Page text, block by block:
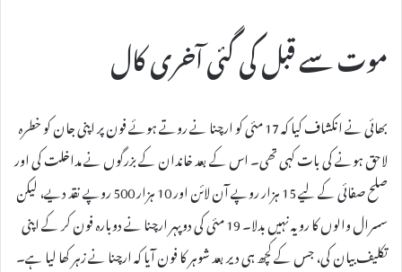
موت سے قبل کی گئی آخری کال
بھائی نے انکشاف کیا کہ 17 مئی کو ارچنا نے روتے ہوئے فون پر اپنی جان کو خطرہ
لاحق ہونے کی بات کہی تھی۔ اس کے بعد خاندان کے بزرگوں نے مداخلت کی اور
صلح صفائی کے لیے 15 ہزار روپے آن لائن اور 10 ہزار 500 روپے نقد دیے، لیکن
سسرال والوں کا رویہ نہیں بدلا۔ 19 مئی کی دوپہر ارچنا نے دوبارہ فون کر کے اپنی
تکلیف بیان کی، جس کے کچھ ہی دیر بعد شوہر کا فون آیا کہ ارچنا نے زہر کھا لیا ہے۔